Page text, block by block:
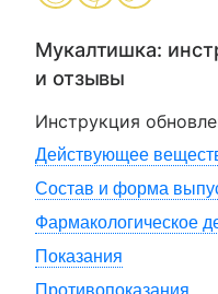
Мукалтишка:
и отзывы
Инструкция
Действующее
Состав и форма
Фармакологическое
Показания
Противопоказания